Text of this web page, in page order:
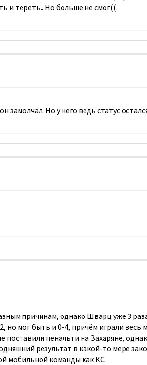
и тереть...Но больше не смог((.
замолчал. Но у него ведь статус
причинам, однако Шварц уже 3
но мог быть и 0-4, причём играли
поставили пенальти на Захаряне,
результат в какой-то мере
мобильной команды как КС.